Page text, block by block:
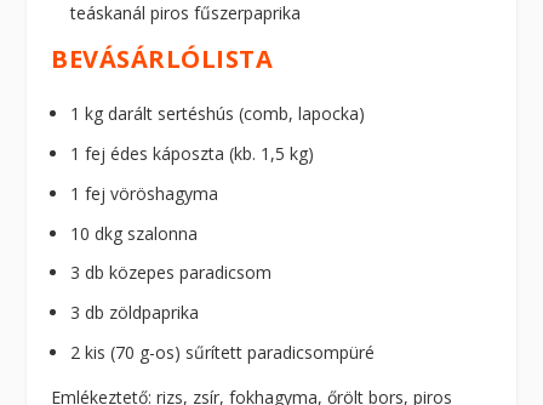
teáskanál piros fűszerpaprika
BEVÁSÁRLÓLISTA
1 kg darált sertéshús (comb, lapocka)
1 fej édes káposzta (kb. 1,5 kg)
1 fej vöröshagyma
10 dkg szalonna
3 db közepes paradicsom
3 db zöldpaprika
2 kis (70 g-os) sűrített paradicsompüré
Emlékeztető: rizs, zsír, fokhagyma, őrölt bors, piros